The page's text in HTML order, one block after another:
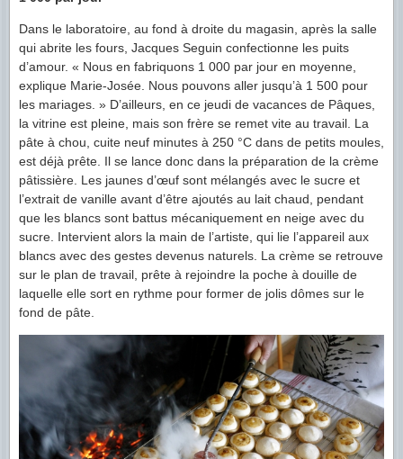
Dans le laboratoire, au fond à droite du magasin, après la salle
qui abrite les fours, Jacques Seguin confectionne les puits
d’amour. « Nous en fabriquons 1 000 par jour en moyenne,
explique Marie-Josée. Nous pouvons aller jusqu’à 1 500 pour
les mariages. » D’ailleurs, en ce jeudi de vacances de Pâques,
la vitrine est pleine, mais son frère se remet vite au travail. La
pâte à chou, cuite neuf minutes à 250 °C dans de petits moules,
est déjà prête. Il se lance donc dans la préparation de la crème
pâtissière. Les jaunes d’œuf sont mélangés avec le sucre et
l’extrait de vanille avant d’être ajoutés au lait chaud, pendant
que les blancs sont battus mécaniquement en neige avec du
sucre. Intervient alors la main de l’artiste, qui lie l’appareil aux
blancs avec des gestes devenus naturels. La crème se retrouve
sur le plan de travail, prête à rejoindre la poche à douille de
laquelle elle sort en rythme pour former de jolis dômes sur le
fond de pâte.